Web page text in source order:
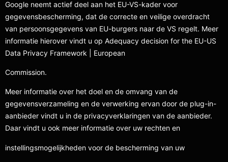
Google neemt actief deel aan het EU-VS-kader voor
gegevensbescherming, dat de correcte en veilige overdracht
van persoonsgegevens van EU-burgers naar de VS regelt. Meer
informatie hierover vindt u op Adequacy decision for the EU-US
Data Privacy Framework | European
Commission.
Meer informatie over het doel en de omvang van de
gegevensverzameling en de verwerking ervan door de plug-in-
aanbieder vindt u in de privacyverklaringen van de aanbieder.
Daar vindt u ook meer informatie over uw rechten en
instellingsmogelijkheden voor de bescherming van uw